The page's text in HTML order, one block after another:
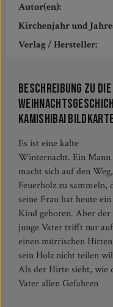
Autor(en):
Kirchenjahr und
Verlag / Hersteller:
Beschreibung zu
Kamishibai
Es ist eine kalte
Winternacht. Ein Mann
macht sich auf den Weg,
Feuerholz zu sammeln,
seine Frau hat heute ein
Kind geboren. Aber der
junge Vater trifft nur auf
einen mürrischen
sein Holz nicht teilen
Als der Hirte sieht, wie
Vater allen Gefahren
trotzend, beharrlich sein Ziel
verfolgt, wird dem Hirten
das Herz auf einmal weit und
hell, und er erkennt,
besondere Kraft diesen Vater
bewegt ... - Die Geschichte
"Die heilige Nacht" von
Selma Lagerlöf
Kinder, Erwachsene